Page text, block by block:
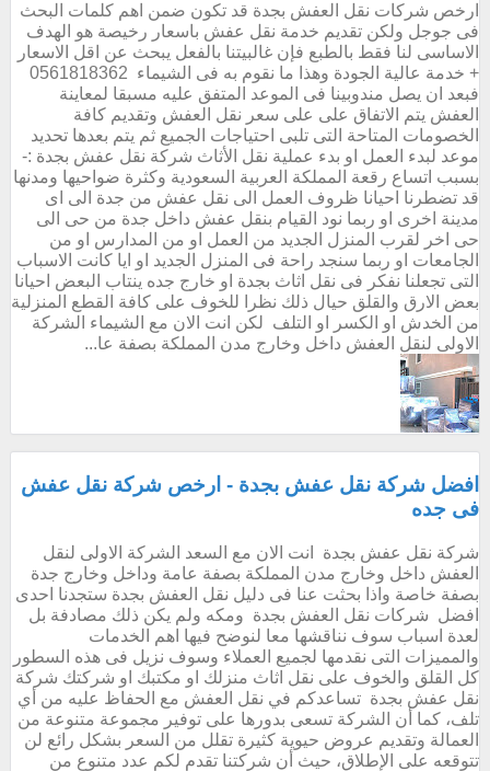
ارخص شركات نقل العفش بجدة قد تكون ضمن اهم كلمات البحث
فى جوجل ولكن تقديم خدمة نقل عفش باسعار رخيصة هو الهدف
الاساسى لنا فقط بالطبع فإن غالبيتنا بالفعل يبحث عن اقل الاسعار
+ خدمة عالية الجودة وهذا ما نقوم به فى الشيماء 0561818362
فبعد ان يصل مندوبينا فى الموعد المتفق عليه مسبقا لمعاينة
العفش يتم الاتفاق على على سعر نقل العفش وتقديم كافة
الخصومات المتاحة التى تلبى احتياجات الجميع ثم يتم بعدها تحديد
موعد لبدء العمل او بدء عملية نقل الأثاث شركة نقل عفش بجدة :-
بسبب اتساع رقعة المملكة العربية السعودية وكثرة ضواحيها ومدنها
قد تضطرنا احيانا ظروف العمل الى نقل عفش من جدة الى اى
مدينة اخرى او ربما نود القيام بنقل عفش داخل جدة من حى الى
حى اخر لقرب المنزل الجديد من العمل او من المدارس او من
الجامعات او ربما سنجد راحة فى المنزل الجديد او ايا كانت الاسباب
التى تجعلنا نفكر فى نقل اثاث بجدة او خارج جده ينتاب البعض احيانا
بعض الارق والقلق حيال ذلك نظرا للخوف على كافة القطع المنزلية
من الخدش او الكسر او التلف لكن انت الان مع الشيماء الشركة
الاولى لنقل العفش داخل وخارج مدن المملكة بصفة عا...
افضل شركة نقل عفش بجدة - ارخص شركة نقل عفش
فى جده
شركة نقل عفش بجدة انت الان مع السعد الشركة الاولى لنقل
العفش داخل وخارج مدن المملكة بصفة عامة وداخل وخارج جدة
بصفة خاصة واذا بحثت عنا فى دليل نقل العفش بجدة ستجدنا احدى
افضل شركات نقل العفش بجدة ومكه ولم يكن ذلك مصادفة بل
لعدة اسباب سوف نناقشها معا لنوضح فيها اهم الخدمات
والمميزات التى نقدمها لجميع العملاء وسوف نزيل فى هذه السطور
كل القلق والخوف على نقل اثاث منزلك او مكتبك او شركتك شركة
نقل عفش بجدة تساعدكم في نقل العفش مع الحفاظ عليه من أي
تلف، كما أن الشركة تسعى بدورها على توفير مجموعة متنوعة من
العمالة وتقديم عروض حيوية كثيرة تقلل من السعر بشكل رائع لن
تتوقعه على الإطلاق، حيث أن شركتنا تقدم لكم عدد متنوع من